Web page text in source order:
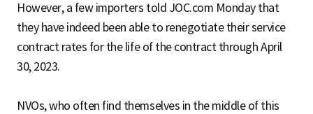
However, a few importers told JOC.com Monday that
they have indeed been able to renegotiate their service
contract rates for the life of the contract through April
30, 2023.
NVOs, who often find themselves in the middle of this